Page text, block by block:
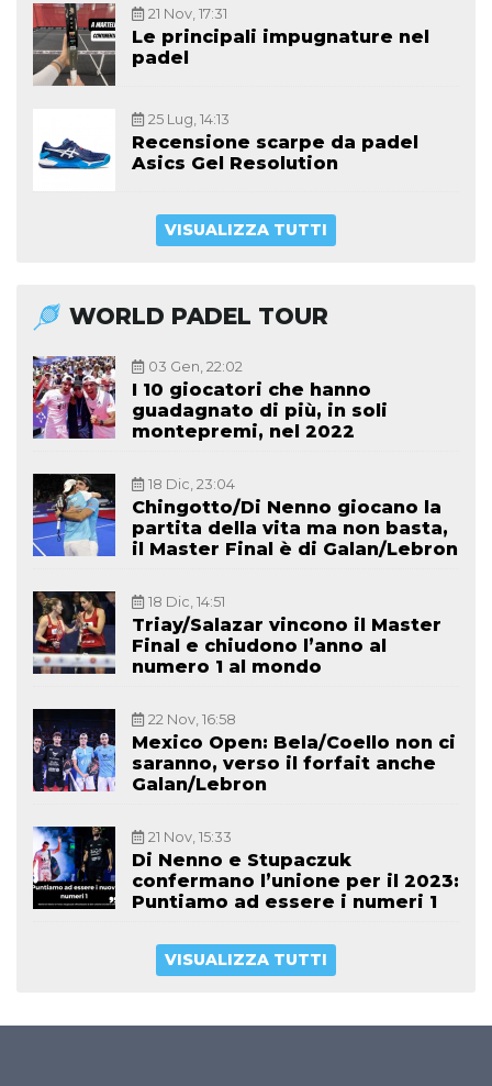
21 Nov, 17:31
Le principali impugnature nel
padel
25 Lug, 14:13
Recensione scarpe da padel
Asics Gel Resolution
VISUALIZZA TUTTI
WORLD PADEL TOUR
03 Gen, 22:02
I 10 giocatori che hanno
guadagnato di più, in soli
montepremi, nel 2022
18 Dic, 23:04
Chingotto/Di Nenno giocano la
partita della vita ma non basta,
il Master Final è di Galan/Lebron
18 Dic, 14:51
Triay/Salazar vincono il Master
Final e chiudono l’anno al
numero 1 al mondo
22 Nov, 16:58
Mexico Open: Bela/Coello non ci
saranno, verso il forfait anche
Galan/Lebron
21 Nov, 15:33
Di Nenno e Stupaczuk
confermano l’unione per il 2023:
Puntiamo ad essere i numeri 1
VISUALIZZA TUTTI